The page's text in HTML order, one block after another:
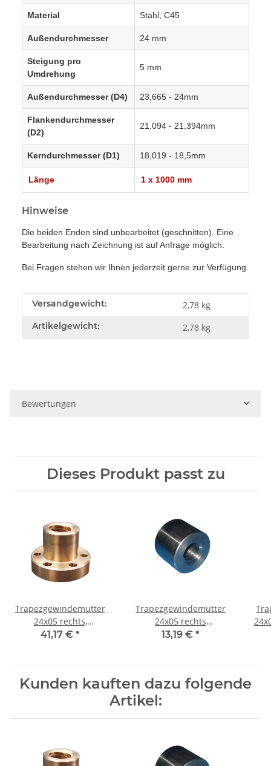
Material Stahl, C45
Außendurchmesser 24 mm
Steigung pro
Umdrehung
5 mm
Außendurchmesser (D4) 23,665 - 24mm
Flankendurchmesser
(D2)
21,094 - 21,394mm
Kerndurchmesser (D1) 18,019 - 18,5mm
Länge 1 x 1000 mm
Hinweise
Die beiden Enden sind unbearbeitet (geschnitten). Eine
Bearbeitung nach Zeichnung ist auf Anfrage möglich.
Bei Fragen stehen wir Ihnen jederzeit gerne zur Verfügung.
Versandgewicht: 2,78 kg
Artikelgewicht: 2,78 kg
Bewertungen
Dieses Produkt passt zu
Trapezgewindemutter
24x05 rechts,
einbaufertige
41,17 € *
Trapezgewindemutter
24x05 rechts
Automatenstahl rund
13,19 € *
Kunden kauften dazu folgende
Artikel: